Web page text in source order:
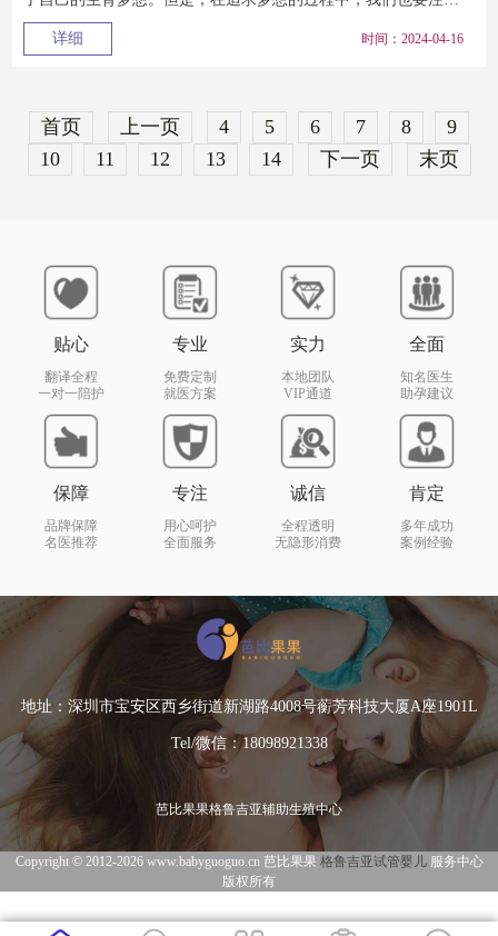
保护自己的身体健康...
详细
时间：2024-04-16
首页 上一页 4 5 6 7 8
9
10
11 12 13 14 下一页 末页
贴心
翻译全程
一对一陪护
专业
免费定制
就医方案
实力
本地团队
VIP通道
全面
知名医生
助孕建议
保障
品牌保障
名医推荐
专注
用心呵护
全面服务
诚信
全程透明
无隐形消费
肯定
多年成功
案例经验
地址：深圳市宝安区西乡街道新湖路4008号蘅芳科技大厦A座1901L
Tel/微信：18098921338
芭比果果格鲁吉亚辅助生殖中心
Copyright © 2012-2026 www.babyguoguo.cn 芭比果果 格鲁吉亚试管婴儿 服务中心
版权所有